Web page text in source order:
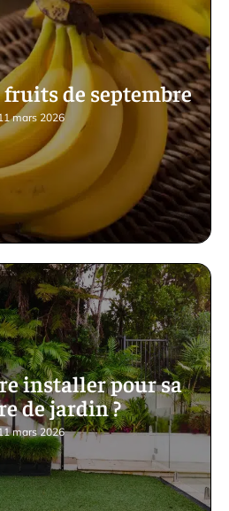
de septembre
mars 2026
installer pour sa
de jardin ?
mars 2026